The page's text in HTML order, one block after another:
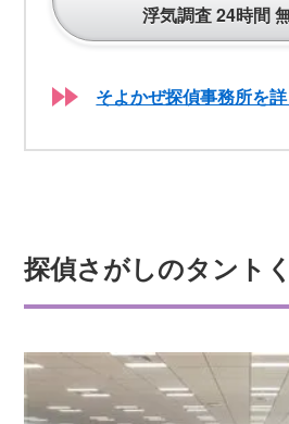
浮気調査 24時間
そよかぜ探偵事務所を詳
探偵さがしのタント